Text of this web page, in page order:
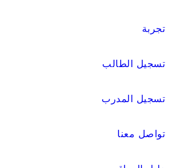
تجربة
تسجيل الطالب
تسجيل المدرب
تواصل معنا